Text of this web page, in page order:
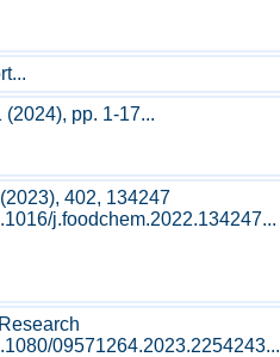
pp. 1-17...
402, 134247
j.foodchem.2022.134247...
09571264.2023.2254243...